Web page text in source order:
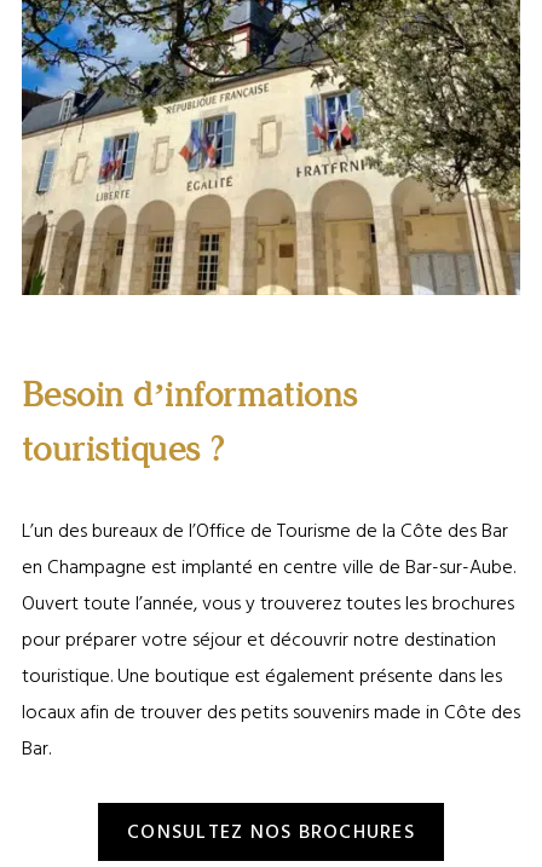
Besoin d’informations
touristiques ?
L’un des bureaux de l’Office de Tourisme de la Côte des Bar
en Champagne est implanté en centre ville de Bar-sur-Aube.
Ouvert toute l’année, vous y trouverez toutes les brochures
pour préparer votre séjour et découvrir notre destination
touristique. Une boutique est également présente dans les
locaux afin de trouver des petits souvenirs made in Côte des
Bar.
CONSULTEZ NOS BROCHURES